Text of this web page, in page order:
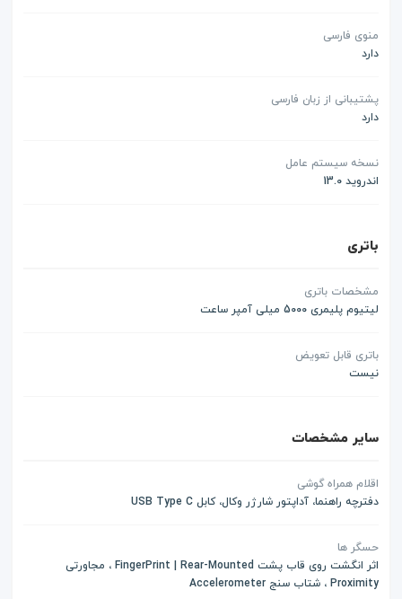
منوی فارسی
دارد
پشتیبانی از زبان فارسی
دارد
نسخه سیستم عامل
اندروید 13.0
باتری
مشخصات باتری
لیتیوم پلیمری 5000 میلی آمپر ساعت
باتری قابل تعویض
نیست
سایر مشخصات
اقلام همراه گوشی
دفترچه راهنما، آداپتور شارژر وکال، کابل USB Type C
حسگر ها
اثر انگشت روی قاب پشت FingerPrint | Rear-Mounted ، مجاورتی
Proximity ، شتاب سنج Accelerometer